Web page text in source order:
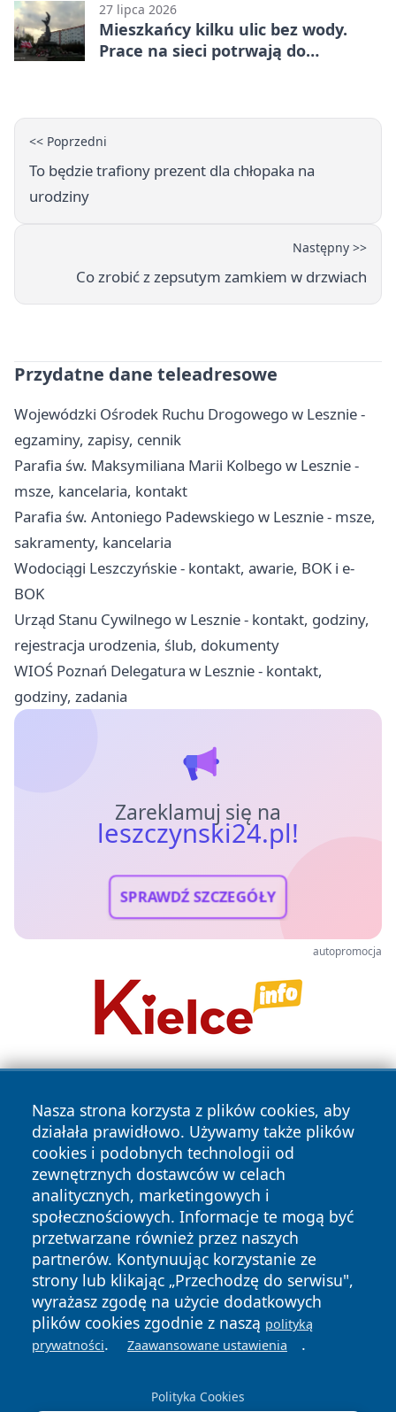
27 lipca 2026
Mieszkańcy kilku ulic bez wody.
Prace na sieci potrwają do
<< Poprzedni
To będzie trafiony prezent dla chłopaka na
urodziny
Następny >>
Co zrobić z zepsutym zamkiem w drzwiach
Przydatne dane teleadresowe
Wojewódzki Ośrodek Ruchu Drogowego w Lesznie -
egzaminy, zapisy, cennik
Parafia św. Maksymiliana Marii Kolbego w Lesznie -
msze, kancelaria, kontakt
Parafia św. Antoniego Padewskiego w Lesznie - msze,
sakramenty, kancelaria
Wodociągi Leszczyńskie - kontakt, awarie, BOK i e-
BOK
Urząd Stanu Cywilnego w Lesznie - kontakt, godziny,
rejestracja urodzenia, ślub, dokumenty
WIOŚ Poznań Delegatura w Lesznie - kontakt,
godziny, zadania
Zareklamuj się na
leszczynski24.pl!
SPRAWDŹ SZCZEGÓŁY
autopromocja
Nasza strona korzysta z plików cookies, aby
działała prawidłowo. Używamy także plików
cookies i podobnych technologii od
zewnętrznych dostawców w celach
analitycznych, marketingowych i
społecznościowych. Informacje te mogą być
przetwarzane również przez naszych
partnerów. Kontynuując korzystanie ze
strony lub klikając „Przechodzę do serwisu",
wyrażasz zgodę na użycie dodatkowych
plików cookies zgodnie z naszą polityką
prywatności. Zaawansowane ustawienia .
Polityka Cookies
Copyright © 2026 leszczynski24.pl Wszystkie prawa
zastrzeżone.
News Autorzy
Polityka
Prywatności
Polityka
Cookies